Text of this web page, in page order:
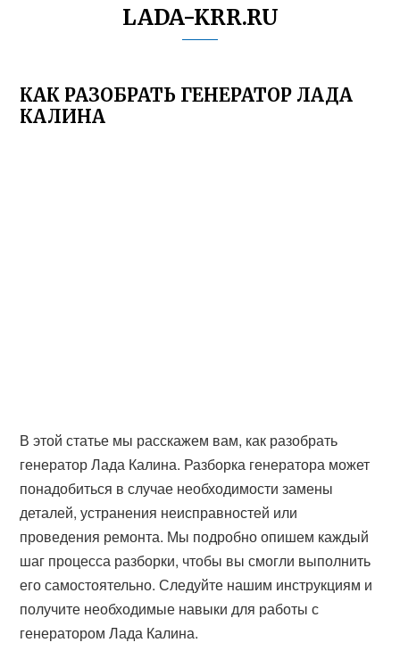
LADA-KRR.RU
КАК РАЗОБРАТЬ ГЕНЕРАТОР ЛАДА
КАЛИНА
В этой статье мы расскажем вам, как разобрать
генератор Лада Калина. Разборка генератора может
понадобиться в случае необходимости замены
деталей, устранения неисправностей или
проведения ремонта. Мы подробно опишем каждый
шаг процесса разборки, чтобы вы смогли выполнить
его самостоятельно. Следуйте нашим инструкциям и
получите необходимые навыки для работы с
генератором Лада Калина.